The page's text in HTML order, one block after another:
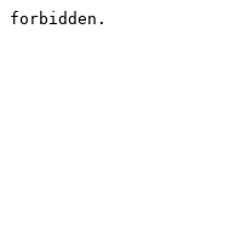
forbidden.